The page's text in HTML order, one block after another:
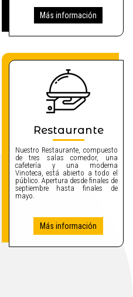
Más información
Restaurante
Nuestro Restaurante, compuesto
de tres salas comedor, una
cafetería y una moderna
Vinoteca, está abierto a todo el
público. Apertura desde finales de
septiembre hasta finales de
mayo.
Más información